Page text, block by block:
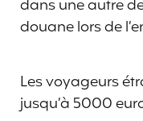
dans une autre
douane lors de
Les voyageurs
jusqu’à 5000